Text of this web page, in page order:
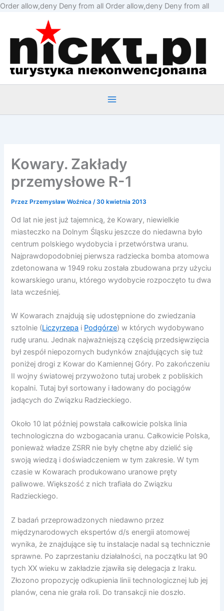
Order allow,deny Deny from all Order allow,deny Deny from all
Kowary. Zakłady
przemysłowe R-1
Przez Przemysław Woźnica/30 kwietnia 2013
Od lat nie jest już tajemnicą, że Kowary, niewielkie
miasteczko na Dolnym Śląsku jeszcze do niedawna było
centrum polskiego wydobycia i przetwórstwa uranu.
Najprawdopodobniej pierwsza radziecka bomba atomowa
zdetonowana w 1949 roku została zbudowana przy użyciu
kowarskiego uranu, którego wydobycie rozpoczęto tu dwa
lata wcześniej.
W Kowarach znajdują się udostępnione do zwiedzania
sztolnie (Liczyrzepa i Podgórze) w których wydobywano
rudę uranu. Jednak najważniejszą częścią przedsięwzięcia
był zespół niepozornych budynków znajdujących się tuż
poniżej drogi z Kowar do Kamiennej Góry. Po zakończeniu
II wojny światowej przywożono tutaj urobek z pobliskich
kopalni. Tutaj był sortowany i ładowany do pociągów
jadących do Związku Radzieckiego.
Około 10 lat później powstała całkowicie polska linia
technologiczna do wzbogacania uranu. Całkowicie Polska,
ponieważ władze ZSRR nie były chętne aby dzielić się
swoją wiedzą i doświadczeniem w tym zakresie. W tym
czasie w Kowarach produkowano uranowe pręty
paliwowe. Większość z nich trafiała do Związku
Radzieckiego.
Z badań przeprowadzonych niedawno przez
międzynarodowych ekspertów d/s energii atomowej
wynika, że znajdujące się tu instalacje nadal są technicznie
sprawne. Po zaprzestaniu działalności, na początku lat 90
tych XX wieku w zakładzie zjawiła się delegacja z Iraku.
Złozono propozycję odkupienia linii technologicznej lub jej
planów, cena nie grała roli. Do transakcji nie doszło.